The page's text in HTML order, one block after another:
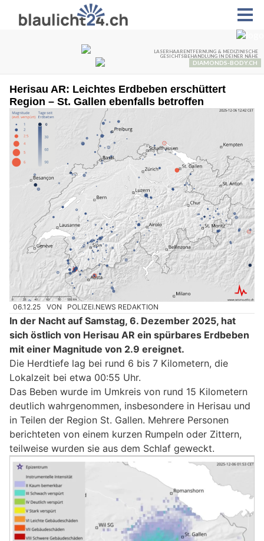
Herisau AR: Leichtes Erdbeben erschüttert
Region – St. Gallen ebenfalls betroffen
06.12.25 VON POLIZEI.NEWS REDAKTION
In der Nacht auf Samstag, 6. Dezember 2025, hat
sich östlich von Herisau AR ein spürbares Erdbeben
mit einer Magnitude von 2.9 ereignet.
Die Herdtiefe lag bei rund 6 bis 7 Kilometern, die
Lokalzeit bei etwa 00:55 Uhr.
Das Beben wurde im Umkreis von rund 15 Kilometern
deutlich wahrgenommen, insbesondere in Herisau und
in Teilen der Region St. Gallen. Mehrere Personen
berichteten von einem kurzen Rumpeln oder Zittern,
teilweise wurden sie aus dem Schlaf geweckt.